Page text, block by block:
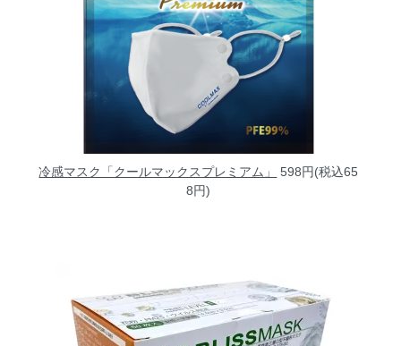
冷感マスク「クールマックスプレミアム」
598円(税込65
8円)